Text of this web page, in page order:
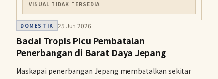
VISUAL TIDAK TERSEDIA
DOMESTIK 25 Jun 2026
Badai Tropis Picu Pembatalan
Penerbangan di Barat Daya Jepang
Maskapai penerbangan Jepang membatalkan sekitar